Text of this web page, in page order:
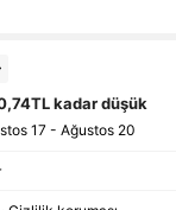
kadar düşük
17 - Ağustos 20